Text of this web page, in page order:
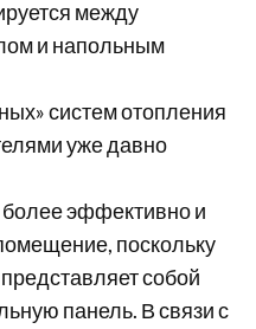
между
и напольным
систем отопления
уже давно
эффективно и
поскольку
собой
панель. В связи с